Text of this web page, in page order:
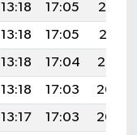
13:18 17:05
20:12
13:18 17:05
20:11
13:18 17:04
20:10
13:18 17:03
20:08
13:17 17:03
20:07